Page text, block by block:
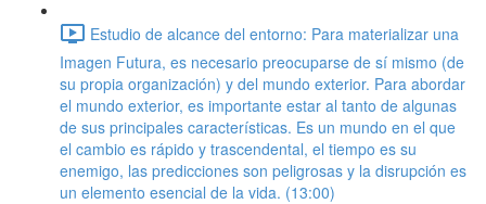
Estudio de alcance del entorno: Para materializar una
Imagen Futura, es necesario preocuparse de sí mismo (de
su propia organización) y del mundo exterior. Para abordar
el mundo exterior, es importante estar al tanto de algunas
de sus principales características. Es un mundo en el que
el cambio es rápido y trascendental, el tiempo es su
enemigo, las predicciones son peligrosas y la disrupción es
un elemento esencial de la vida. (13:00)